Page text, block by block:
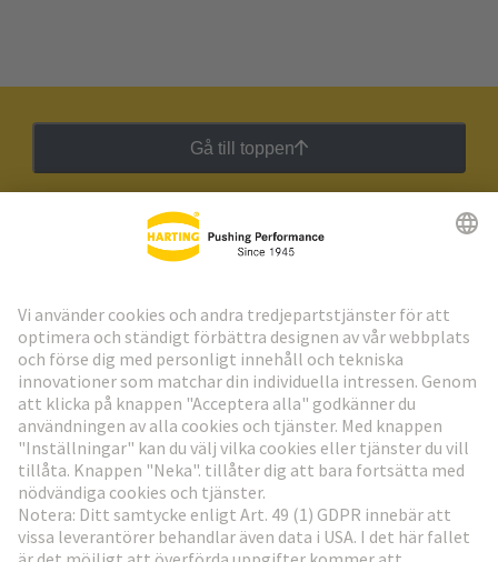
Gå till toppen
HARTING:s nyhetsbrev
Gå till registrering
Social Media